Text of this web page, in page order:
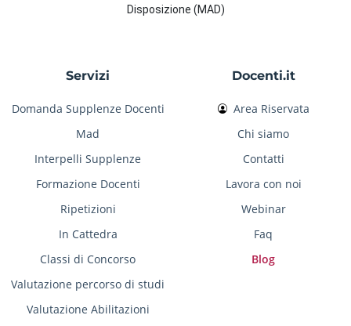
Disposizione (MAD)
Servizi
Domanda Supplenze Docenti
Mad
Interpelli Supplenze
Formazione Docenti
Ripetizioni
In Cattedra
Classi di Concorso
Valutazione percorso di studi
Valutazione Abilitazioni
Docenti.it
Area Riservata
Chi siamo
Contatti
Lavora con noi
Webinar
Faq
Blog